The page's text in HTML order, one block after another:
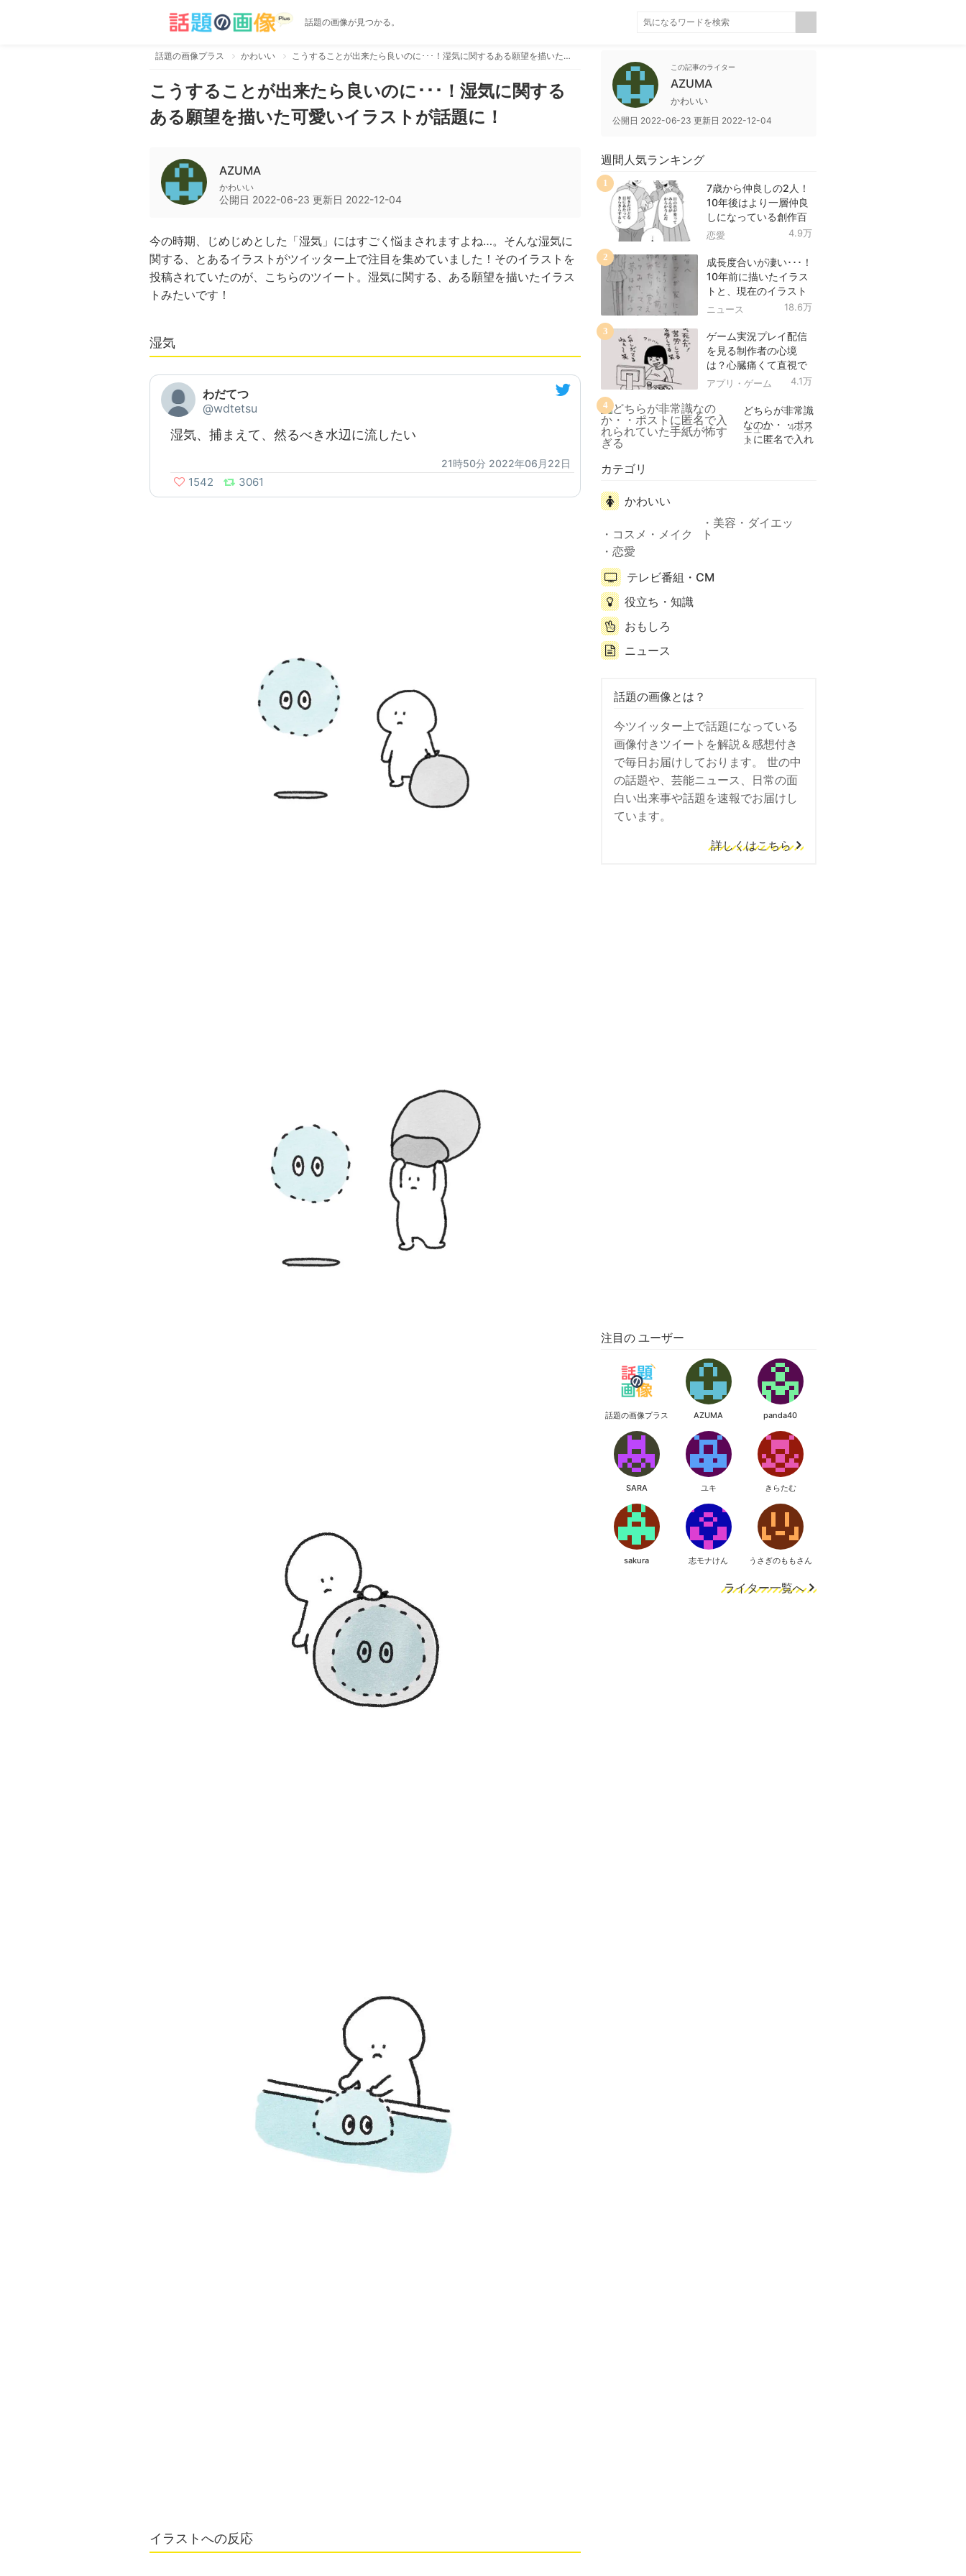
話題の画像が見つかる。
話題の画像プラス かわいい こうすることが出来たら良いのに･･･！湿気に関するある願望を描いた可愛いイラストが話題に！
こうすることが出来たら良いのに･･･！湿気に関する
ある願望を描いた可愛いイラストが話題に！
AZUMA
かわいい
公開日 2022-06-23 更新日 2022-12-04
今の時期、じめじめとした「湿気」にはすごく悩まされますよね…。そんな湿気に
関する、とあるイラストがツイッター上で注目を集めていました！そのイラストを
投稿されていたのが、こちらのツイート。湿気に関する、ある願望を描いたイラス
トみたいです！
湿気
わだてつ
@wdtetsu
湿気、捕まえて、然るべき水辺に流したい
21時50分 2022年06月22日
1542 3061
イラストへの反応
この記事のライター
AZUMA
かわいい
公開日 2022-06-23 更新日 2022-12-04
週間人気ランキング
7歳から仲良しの2人！
10年後はより一層仲良
しになっている創作百
合！
恋愛 4.9万
1
成長度合いが凄い･･･！
10年前に描いたイラス
トと、現在のイラスト
を投稿したツイートが
ニュース 18.6万
2
ゲーム実況プレイ配信
を見る制作者の心境
は？心臓痛くて直視で
きなかった！
アプリ・ゲーム 4.1万
3
どちらが非常識
なのか・・ポス
トに匿名で入れ
ニュー
ス
4.9万
4
カテゴリ
かわいい
コスメ・メイク
美容・ダイエッ
ト
恋愛
テレビ番組・CM
役立ち・知識
おもしろ
ニュース
話題の画像とは？
今ツイッター上で話題になっている
画像付きツイートを解説＆感想付き
で毎日お届けしております。 世の中
の話題や、芸能ニュース、日常の面
白い出来事や話題を速報でお届けし
ています。
詳しくはこちら
注目の ユーザー
話題の画像プラス AZUMA panda40
SARA ユキ きらたむ
sakura 志モナけん うさぎのももさん
ライター一覧へ